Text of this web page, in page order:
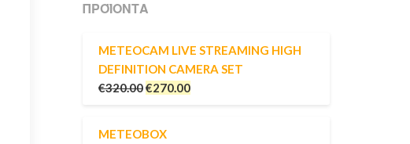
ΠΡΟΪΌΝΤΑ
METEOCAM LIVE STREAMING HIGH
DEFINITION CAMERA SET
€320.00€270.00
METEOBOX